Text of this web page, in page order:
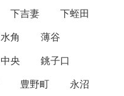
下吉妻
下蛭田
水角
薄谷
中央
銚子口
豊野町
永沼